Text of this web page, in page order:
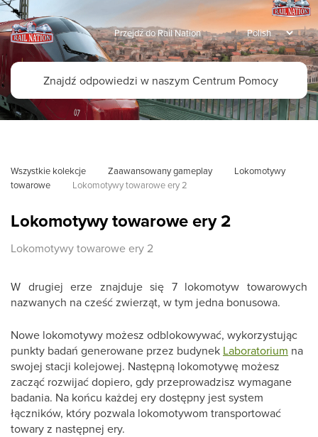
Przejdź do Rail Nation
Wszystkie kolekcje Zaawansowany gameplay
Lokomotywy
towarowe
Lokomotywy towarowe ery 2
Lokomotywy towarowe ery 2
Lokomotywy towarowe ery 2
W drugiej erze znajduje się 7 lokomotyw towarowych
nazwanych na cześć zwierząt, w tym jedna bonusowa.
Nowe lokomotywy możesz odblokowywać, wykorzystując
punkty badań generowane przez budynek Laboratorium na
swojej stacji kolejowej. Następną lokomotywę możesz
zacząć rozwijać dopiero, gdy przeprowadzisz wymagane
badania. Na końcu każdej ery dostępny jest system
łączników, który pozwala lokomotywom transportować
towary z następnej ery.